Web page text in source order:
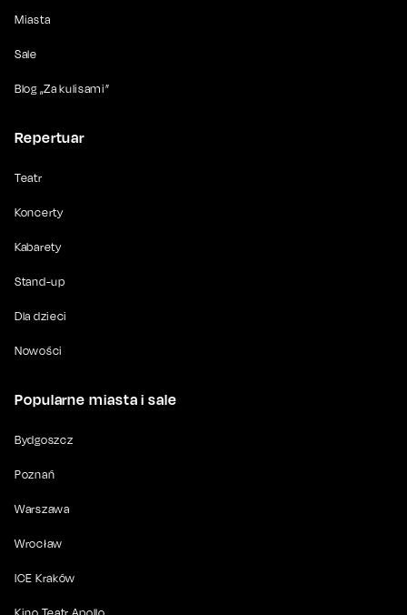
Miasta
Sale
Blog „Za kulisami”
Repertuar
Teatr
Koncerty
Kabarety
Stand-up
Dla dzieci
Nowości
Popularne miasta i sale
Bydgoszcz
Poznań
Warszawa
Wrocław
ICE Kraków